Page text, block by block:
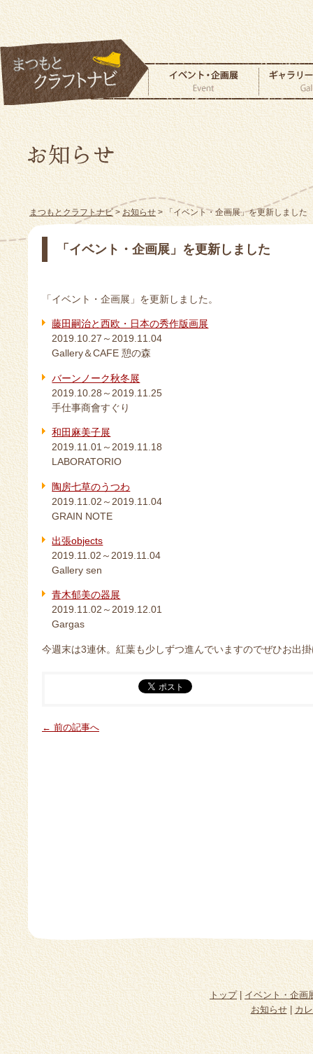
まつもとクラフトナビ>お知らせ> 「イベント・企画展」を更新しました
「イベント・企画展」を更新しました
「イベント・企画展」を更新しました。
藤田嗣治と西欧・日本の秀作版画展
2019.10.27～2019.11.04
Gallery＆CAFE 憩の森
バーンノーク秋冬展
2019.10.28～2019.11.25
手仕事商會すぐり
和田麻美子展
2019.11.01～2019.11.18
LABORATORIO
陶房七草のうつわ
2019.11.02～2019.11.04
GRAIN NOTE
出張objects
2019.11.02～2019.11.04
Gallery sen
青木郁美の器展
2019.11.02～2019.12.01
Gargas
今週末は3連休。紅葉も少しずつ進んでいますのでぜひお出
← 前の記事へ
トップ|イベント・企画
お知らせ| カ